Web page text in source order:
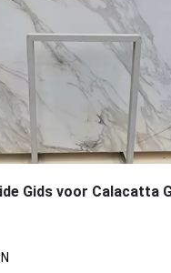
Gids voor Calacatta